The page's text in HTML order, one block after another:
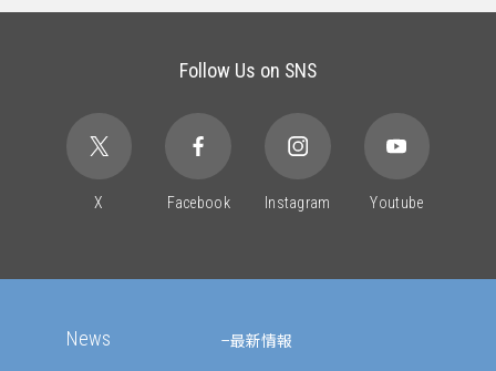
Follow Us on SNS
X Facebook Instagram Youtube
News 最新情報